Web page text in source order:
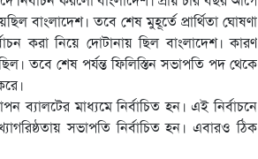
বাংলাদেশ। তবে শেষ মুহূর্তে প্রার্থিতা ঘোষণা
করা নিয়ে দোটানায় ছিল বাংলাদেশ। কারণ
তবে শেষ পর্যন্ত ফিলিস্তিন সভাপতি পদ থেকে
ব্যালটের মাধ্যমে নির্বাচিত হন। এই নির্বাচনে
সভাপতি নির্বাচিত হন। এবারও ঠিক